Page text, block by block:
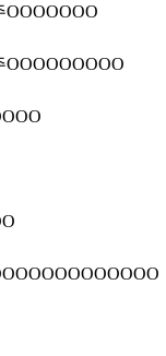
OOOOOOO
OOOOOOOOO